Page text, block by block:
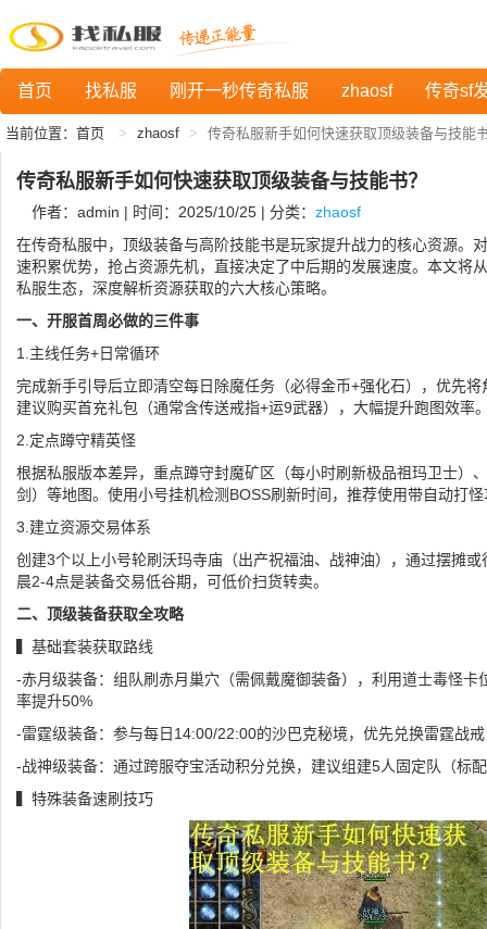
首页 找私服 刚开一秒传奇私服 zhaosf 传奇sf
当前位置： 首页 zhaosf 传奇私服新手如何快速获取顶级装备与技能
传奇私服新手如何快速获取顶级装备与技能书？
作者：admin | 时间：2025/10/25 | 分类： zhaosf
在传奇私服中，顶级装备与高阶技能书是玩家提升战力的核心资源。
速积累优势，抢占资源先机，直接决定了中后期的发展速度。本文将
私服生态，深度解析资源获取的六大核心策略。
一、开服首周必做的三件事
1.主线任务+日常循环
完成新手引导后立即清空每日除魔任务（必得金币+强化石），优先
建议购买首充礼包（通常含传送戒指+运9武器），大幅提升跑图效率
2.定点蹲守精英怪
根据私服版本差异，重点蹲守封魔矿区（每小时刷新极品祖玛卫士）
剑）等地图。使用小号挂机检测BOSS刷新时间，推荐使用带自动打
3.建立资源交易体系
创建3个以上小号轮刷沃玛寺庙（出产祝福油、战神油），通过摆摊
晨2-4点是装备交易低谷期，可低价扫货转卖。
二、顶级装备获取全攻略
▍基础套装获取路线
-赤月级装备：组队刷赤月巢穴（需佩戴魔御装备），利用道士毒怪卡
率提升50%
-雷霆级装备：参与每日14:00/22:00的沙巴克秘境，优先兑换雷霆战
-战神级装备：通过跨服夺宝活动积分兑换，建议组建5人固定队（标
▍特殊装备速刷技巧